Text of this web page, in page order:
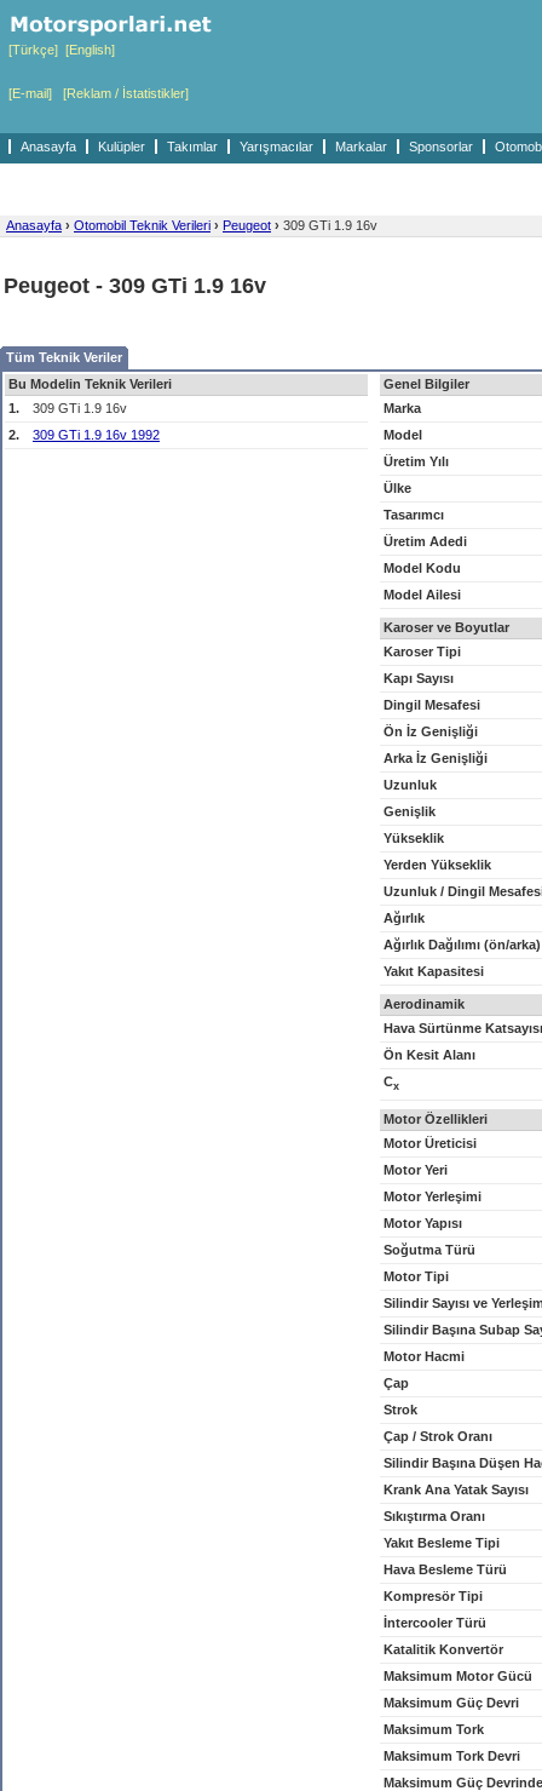
[Türkçe] [English]
[E-mail] [Reklam / İstatistikler]
Anasayfa Kulüpler Takımlar Yarışmacılar Markalar Sponsorlar
Anasayfa › Otomobil Teknik Verileri › Peugeot › 309 GTi 1.9 16v
Peugeot - 309 GTi 1.9 16v
Tüm Teknik Veriler
Bu Modelin Teknik Verileri
1.
309 GTi 1.9 16v
2.
309 GTi 1.9 16v 1992
Genel Bilgiler
Marka
Model
Üretim Yılı
Ülke
Tasarımcı
Üretim Adedi
Model Kodu
Model Ailesi
Karoser ve Boyutlar
Karoser Tipi
Kapı Sayısı
Dingil Mesafesi
Ön İz Genişliği
Arka İz Genişliği
Uzunluk
Genişlik
Yükseklik
Yerden Yükseklik
Uzunluk / Dingil
Ağırlık
Ağırlık Dağılımı (ön/arka)
Yakıt Kapasitesi
Aerodinamik
Hava Sürtünme Katsayısı
Ön Kesit Alanı
Cx
Motor Özellikleri
Motor Üreticisi
Motor Yeri
Motor Yerleşimi
Motor Yapısı
Soğutma Türü
Motor Tipi
Silindir Sayısı ve
Silindir Başına Subap
Motor Hacmi
Çap
Strok
Çap / Strok Oranı
Silindir Başına Düşen
Krank Ana Yatak Sayısı
Sıkıştırma Oranı
Yakıt Besleme Tipi
Hava Besleme Türü
Kompresör Tipi
İntercooler Türü
Katalitik Konvertör
Maksimum Motor Gücü
Maksimum Güç Devri
Maksimum Tork
Maksimum Tork Devri
Maksimum Güç